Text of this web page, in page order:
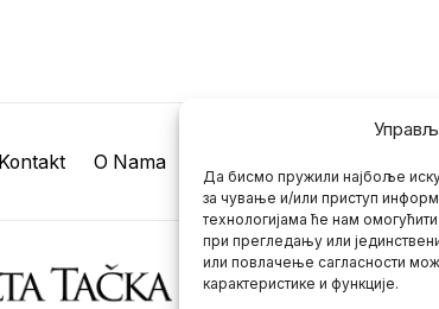
Да бисмо пружили најбоље
за чување и/или приступ
технологијама ће нам
при прегледању или
или повлачење сагласности
карактеристике и функције.
Kontakt O Nama